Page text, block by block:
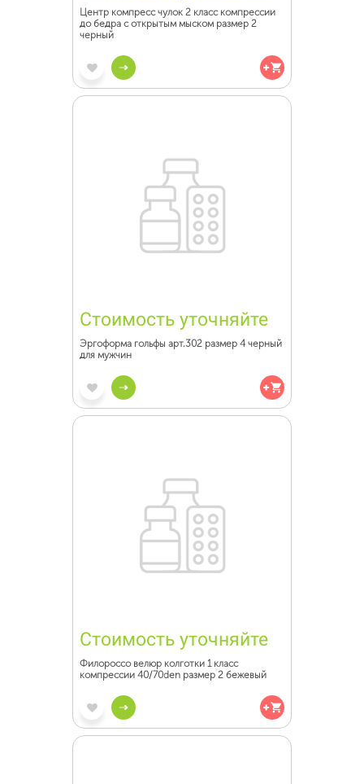
Центр компресс чулок 2 класс компрессии
до бедра с открытым мыском размер 2
черный
Стоимость уточняйте
Эргоформа гольфы арт.302 размер 4 черный
для мужчин
Стоимость уточняйте
Филороссо велюр колготки 1 класс
компрессии 40/70den размер 2 бежевый